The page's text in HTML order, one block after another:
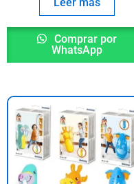
Comprar por
WhatsApp